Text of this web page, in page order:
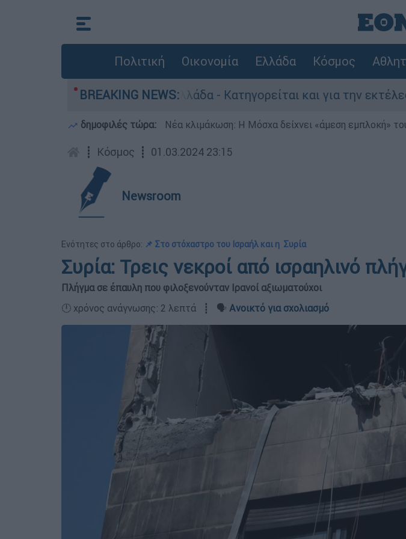
Πολιτική Οικονομία Ελλάδα Κόσμος
BREAKING NEWS:
στην Ελλάδα - Κατηγορείται και για την εκτέλεση Ζαμπούνη
δημοφιλές τώρα: Νέα κλιμάκωση: Η Μόσχα δείχνει «άμεση εμπλοκή»
┋ Κόσμος ┋ 01.03.2024 23:15
Newsroom
Ενότητες στο άρθρο: 📌 Στο στόχαστρο του Ισραήλ και η Συρία
Συρία: Τρεις νεκροί από ισραηλινό
Πλήγμα σε έπαυλη που φιλοξενούνταν Ιρανοί αξιωματούχοι
🕛 χρόνος ανάγνωσης: 2 λεπτά ┋ 🗣️ Ανοικτό για σχολιασμό